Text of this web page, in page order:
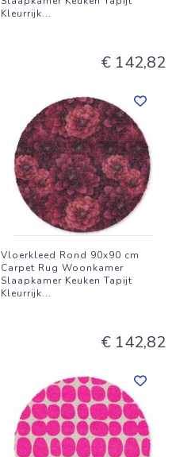
Kleurrijk...
€ 142,82
Vloerkleed Rond 90x90 cm
Carpet Rug Woonkamer
Slaapkamer Keuken Tapijt
Kleurrijk...
€ 142,82